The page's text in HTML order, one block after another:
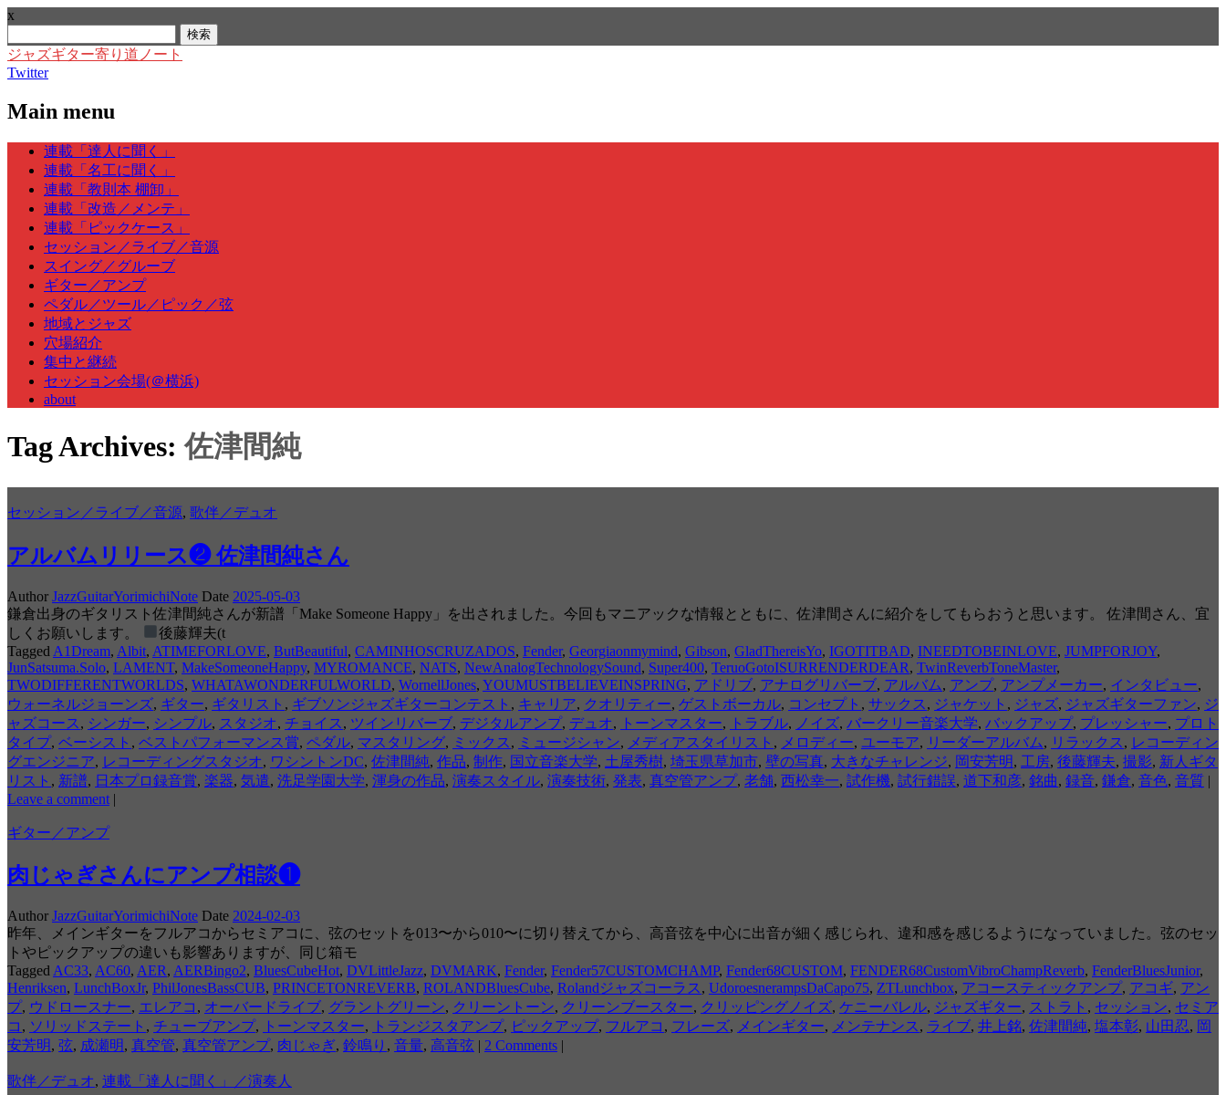
x
索:
ジャズギター寄り道ノート
Twitter
Main menu
Skip
content
連載「達人に聞く」
連載「名工に聞く」
連載「教則本 棚卸」
連載「改造／メンテ」
連載「ピックケース」
セッション／ライブ／音源
スイング／グルーブ
ギター／アンプ
ペダル／ツール／ピック／弦
地域とジャズ
穴場紹介
集中と継続
セッション会場(＠横浜)
about
Tag Archives:佐津間純
セッション／ライブ／音源, 歌伴／デュオ
アルバムリリース❷ 佐津間純さん
Author JazzGuitarYorimichiNote Date 2025-05-03
鎌倉出身のギタリスト佐津間純さんが新譜「Make Someone Happy」を出されました。今回もマニアックな情報とともに、佐津間さんに紹介をしてもらおうと思います。 佐津間さん、宜
しくお願いします。
後藤輝夫(t
Tagged A1Dream, Albit, ATIMEFORLOVE, ButBeautiful, CAMINHOSCRUZADOS, Fender, Georgiaonmymind, Gibson, GladThereisYo, IGOTITBAD, INEEDTOBEINLOVE, JUMPFORJOY,
JunSatsuma.Solo, LAMENT, MakeSomeoneHappy, MYROMANCE, NATS, NewAnalogTechnologySound, Super400, TeruoGotoISURRENDERDEAR, TwinReverbToneMaster,
TWODIFFERENTWORLDS, WHATAWONDERFULWORLD, WornellJones, YOUMUSTBELIEVEINSPRING, アドリブ, アナログリバーブ, アルバム, アンプ, アンプメーカー, インタビュー,
ウォーネルジョーンズ, ギター, ギタリスト , ギブソンジャズギターコンテスト , キャリア, クオリティー, ゲストボーカル, コンセプト , サックス , ジャケット , ジャズ, ジャズギターファン, ジ
ャズコース , シンガー, シンプル, スタジオ, チョイス , ツインリバーブ, デジタルアンプ, デュオ, トーンマスター, トラブル, ノイズ, バークリー音楽大学, バックアップ, プレッシャー, プロト
タイプ, ベーシスト , ベストパフォーマンス賞, ペダル, マスタリング, ミックス , ミュージシャン, メディアスタイリスト , メロディー, ユーモア, リーダーアルバム, リラックス , レコーディン
グエンジニア, レコーディングスタジオ, ワシントンDC, 佐津間純, 作品, 制作, 国立音楽大学, 土屋秀樹, 埼玉県草加市, 壁の写真, 大きなチャレンジ, 岡安芳明, 工房, 後藤輝夫, 撮影, 新人ギタ
リスト , 新譜, 日本プロ録音賞, 楽器, 気遣, 洗足学園大学, 渾身の作品, 演奏スタイル, 演奏技術, 発表, 真空管アンプ, 老舗, 西松幸一, 試作機, 試行錯誤, 道下和彦, 銘曲, 録音, 鎌倉, 音色, 音質 |
Leave a comment |
ギター／アンプ
肉じゃぎさんにアンプ相談❶
Author JazzGuitarYorimichiNote Date 2024-02-03
昨年、メインギターをフルアコからセミアコに、弦のセットを013〜から010〜に切り替えてから、高音弦を中心に出音が細く感じられ、違和感を感じるようになっていました。弦のセッ
トやピックアップの違いも影響ありますが、同じ箱モ
Tagged AC33, AC60, AER, AERBingo2, BluesCubeHot, DVLittleJazz, DVMARK, Fender, Fender57CUSTOMCHAMP, Fender68CUSTOM, FENDER68CustomVibroChampReverb, FenderBluesJunior,
Henriksen, LunchBoxJr, PhilJonesBassCUB, PRINCETONREVERB, ROLANDBluesCube, Rolandジャズコーラス , UdoroesnerampsDaCapo75, ZTLunchbox, アコースティックアンプ, アコギ, アン
プ, ウドロースナー, エレアコ , オーバードライブ, グラントグリーン, クリーントーン, クリーンブースター, クリッピングノイズ, ケニーバレル, ジャズギター, ストラト , セッション, セミア
コ , ソリッドステート , チューブアンプ, トーンマスター, トランジスタアンプ, ピックアップ, フルアコ , フレーズ, メインギター, メンテナンス , ライブ, 井上銘, 佐津間純, 塩本彰, 山田忍, 岡
安芳明, 弦, 成瀬明, 真空管, 真空管アンプ, 肉じゃぎ, 鈴鳴り , 音量, 高音弦 | 2 Comments |
歌伴／デュオ, 連載「達人に聞く」／演奏人